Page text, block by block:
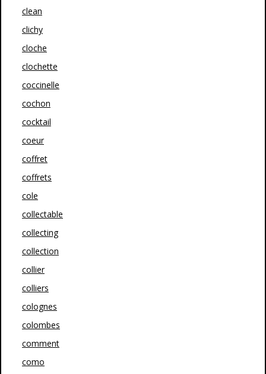
clean
clichy
cloche
clochette
coccinelle
cochon
cocktail
coeur
coffret
coffrets
cole
collectable
collecting
collection
collier
colliers
colognes
colombes
comment
como